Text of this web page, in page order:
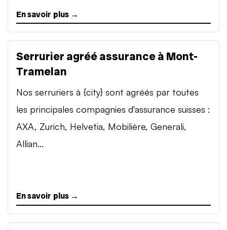
En savoir plus →
Serrurier agréé assurance à Mont-
Tramelan
Nos serruriers à {city} sont agréés par toutes
les principales compagnies d'assurance suisses :
AXA, Zurich, Helvetia, Mobilière, Generali,
Allian...
En savoir plus →